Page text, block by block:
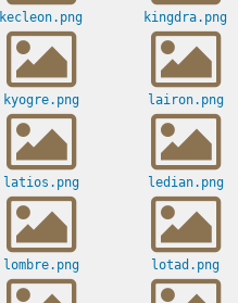
kecleon.png kingdra.png
kyogre.png lairon.png
latios.png ledian.png
lombre.png lotad.png